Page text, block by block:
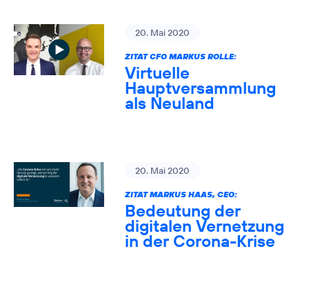
20. Mai 2020
ZITAT CFO MARKUS ROLLE:
Virtuelle
Hauptversammlung
als Neuland
20. Mai 2020
ZITAT MARKUS HAAS, CEO:
Bedeutung der
digitalen Vernetzung
in der Corona-Krise